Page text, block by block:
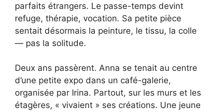
parfaits étrangers. Le passe-temps devint
refuge, thérapie, vocation. Sa petite pièce
sentait désormais la peinture, le tissu, la colle
— pas la solitude.
Deux ans passèrent. Anna se tenait au centre
d’une petite expo dans un café-galerie,
organisée par Irina. Partout, sur les murs et les
étagères, « vivaient » ses créations. Une jeune